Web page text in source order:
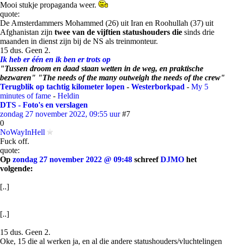
Mooi stukje propaganda weer.
quote:
De Amsterdammers Mohammed (26) uit Iran en Roohullah (37) uit
Afghanistan zijn twee van de vijftien statushouders die sinds drie
maanden in dienst zijn bij de NS als treinmonteur.
15 dus. Geen 2.
Ik heb er één en ik ben er trots op
"Tussen droom en daad staan wetten in de weg, en praktische
bezwaren" "The needs of the many outweigh the needs of the crew"
Terugblik op tachtig kilometer lopen - Westerborkpad - My 5
minutes of fame - Heldin
DTS - Foto's en verslagen
zondag 27 november 2022, 09:55 uur #7
0
NoWayInHell
Fuck off.
quote:
Op zondag 27 november 2022 @ 09:48 schreefDJMO het
volgende:
[..]
[..]
15 dus. Geen 2.
Oke, 15 die al werken ja, en al die andere statushouders/vluchtelingen